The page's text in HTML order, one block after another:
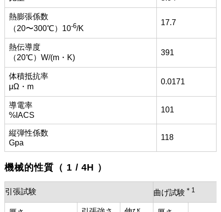
熱膨張係数
（20〜300℃）10-6/K
17.7
熱伝導度
（20℃）W/(m・K)
391
体積抵抗率
μΩ・m
0.0171
導電率
%IACS
101
縦弾性係数
Gpa
118
機械的性質（ 1 / 4H ）
引張試験 曲げ試験 ＊1